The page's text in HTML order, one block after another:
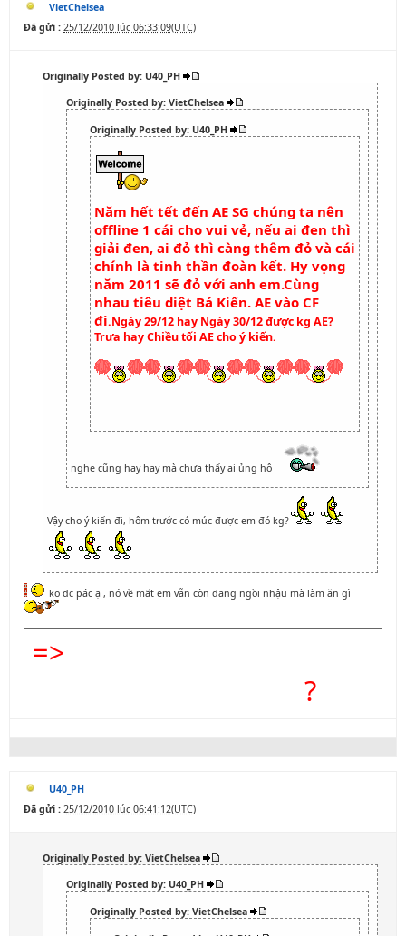
VietChelsea
Đã gửi : 25/12/2010 lúc 06:33:09(UTC)
Originally Posted by: U40_PH
Originally Posted by: VietChelsea
Originally Posted by: U40_PH
Năm hết tết đến AE SG chúng ta nên
offline 1 cái cho vui vẻ, nếu ai đen thì
giải đen, ai đỏ thì càng thêm đỏ và cái
chính là tinh thần đoàn kết. Hy vọng
năm 2011 sẽ đỏ với anh em.Cùng
nhau tiêu diệt Bá Kiến. AE vào CF
đi.Ngày 29/12 hay Ngày 30/12 được kg AE?
Trưa hay Chiều tối AE cho ý kiến.
nghe cũng hay hay mà chưa thấy ai ủng hộ
Vậy cho ý kiến đi, hôm trước có múc được em đó kg?
ko đc pác ạ , nó về mất em vẫn còn đang ngồi nhậu mà làm ăn gì
=>
?
U40_PH
Đã gửi : 25/12/2010 lúc 06:41:12(UTC)
Originally Posted by: VietChelsea
Originally Posted by: U40_PH
Originally Posted by: VietChelsea